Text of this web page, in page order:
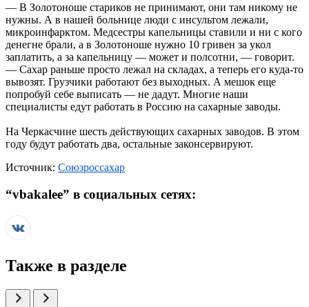
— В Золотоноше стариков не принимают, они там никому не
нужны. А в нашей больнице люди с инсультом лежали,
микроинфарктом. Медсестры капельницы ставили и ни с кого
денегне брали, а в Золотоноше нужно 10 гривен за укол
заплатить, а за капельницу — может и полсотни, — говорит.
— Сахар раньше просто лежал на складах, а теперь его куда-то
вывозят. Грузчики работают без выходных. А мешок еще
попробуй себе выписать — не дадут. Многие наши
специалисты едут работать в Россию на сахарные заводы.
На Черкасчине шесть действующих сахарных заводов. В этом
году будут работать два, остальные законсервируют.
Источник: Союзроссахар
“vbakalee” в социальных сетях:
Также в разделе